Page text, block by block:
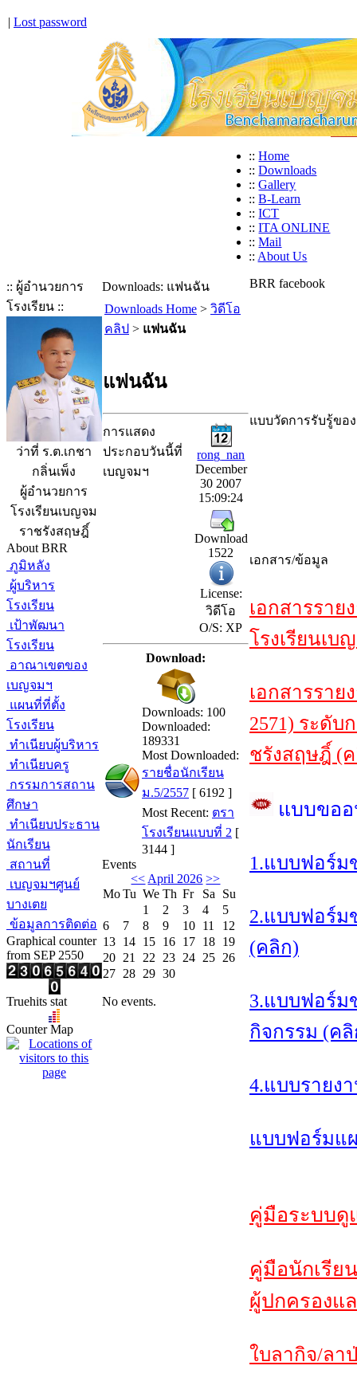
| Lost password
:: Home
:: Downloads
:: Gallery
:: B-Learn
:: ICT
:: ITA ONLINE
:: Mail
:: About Us
:: ผู้อำนวยการ
โรงเรียน ::
ว่าที่ ร.ต.เกชา
กลิ่นเพ็ง
ผู้อำนวยการ
โรงเรียนเบญจม
ราชรังสฤษฎิ์
About BRR
ภูมิหลัง
ผู้บริหาร
โรงเรียน
เป้าพัฒนา
โรงเรียน
อาณาเขตของ
เบญจมฯ
แผนที่ที่ตั้ง
โรงเรียน
ทำเนียบผู้บริหาร
ทำเนียบครู
กรรมการสถาน
ศึกษา
ทำเนียบประธาน
นักเรียน
สถานที่
เบญจมฯศูนย์
บางเตย
ข้อมูลการติดต่อ
Graphical counter
from SEP 2550
Truehits stat
Counter Map
Downloads: แฟนฉัน
Downloads Home > วิดีโอ
คลิป > แฟนฉัน
แฟนฉัน
การแสดง
ประกอบวันนี้ที่
เบญจมฯ
rong_nan
December
30 2007
15:09:24
Download
1522
License:
วิดีโอ
O/S: XP
Download:
Downloads: 100
Downloaded:
189331
Most Downloaded:
รายชื่อนักเรียน
ม.5/2557 [ 6192 ]
Most Recent: ตรา
โรงเรียนแบบที่ 2 [
3144 ]
Events
<< April 2026 >>
MoTu We Th Fr Sa
Su
1
2 3 4
5
6
7 8 9 10 11
12
13 14 15 16 17 18 19
20 21 22 23 24 25 26
27 28 29 30
No events.
BRR facebook
แบบวัดการรับรู้ขอ
เอกสาร/ข้อมูล
เอกสารราย
โรงเรียนเบ
เอกสารรา
2571) ระดั
ชรังสฤษฎิ์ (
แบบขอ
1.แบบฟอร์ม
2.แบบฟอร์ม
(คลิก)
3.แบบฟอร์ม
กิจกรรม (ค
4.แบบรายง
แบบฟอร์มแ
คู่มือระบบดู
คู่มือนักเรียน
ผู้ปกครองแ
ใบลากิจ/ลา